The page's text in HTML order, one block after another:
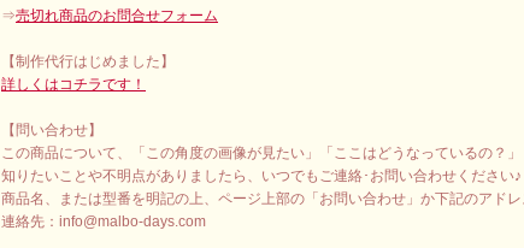
⇒売切れ商品のお問合せフォーム
【制作代行はじめました】
詳しくはコチラです！
【問い合わせ】
この商品について、「この角度の画像が見たい」「ここはどうなっているの？
知りたいことや不明点がありましたら、いつでもご連絡･お問い合わせください♪
商品名、または型番を明記の上、ページ上部の「お問い合わせ」か下記のアド
連絡先：info@malbo-days.com